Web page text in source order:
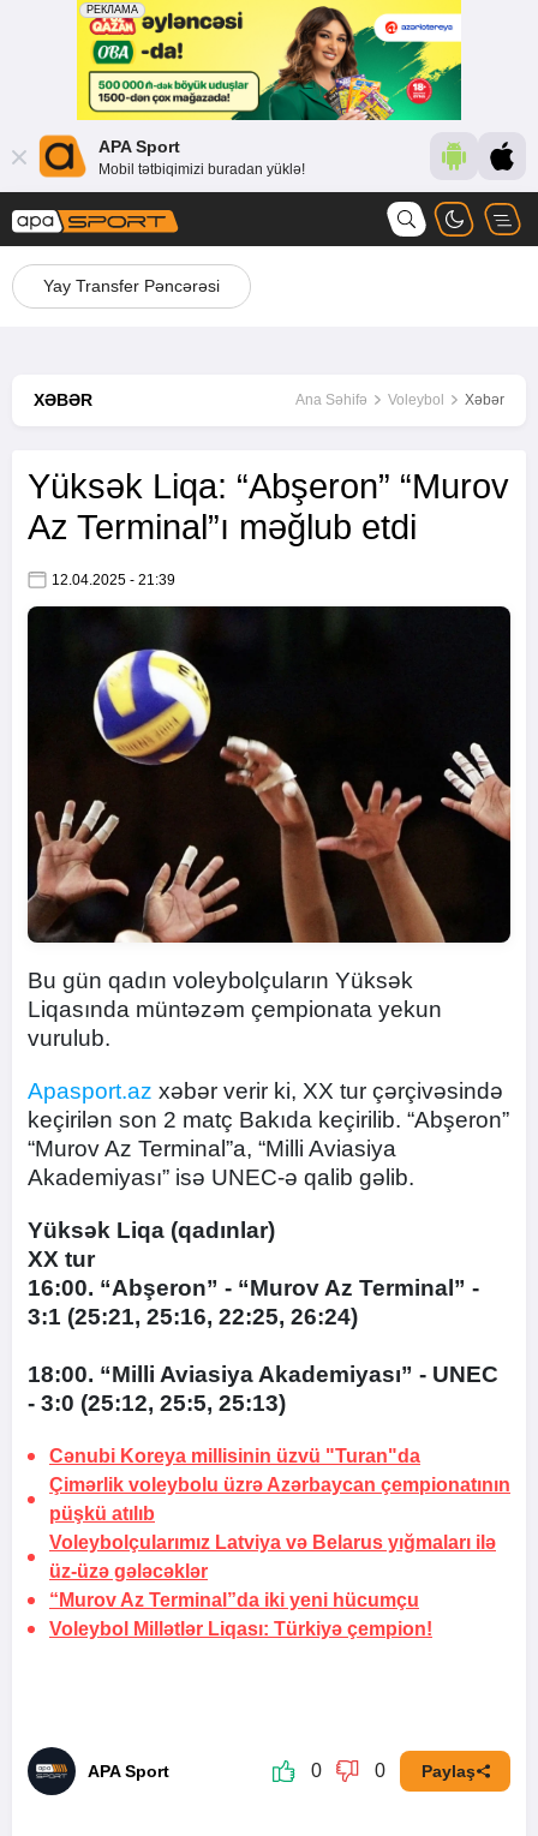
APA Sport
Mobil tətbiqimizi buradan yüklə!
Yay Transfer Pəncərəsi
XƏBƏR Ana Səhifə Voleybol Xəbər
Yüksək Liqa: “Abşeron” “Murov
Az Terminal”ı məğlub etdi
12.04.2025 - 21:39
Bu gün qadın voleybolçuların Yüksək
Liqasında müntəzəm çempionata yekun
vurulub.
Apasport.az xəbər verir ki, XX tur çərçivəsində
keçirilən son 2 matç Bakıda keçirilib. “Abşeron”
“Murov Az Terminal”a, “Milli Aviasiya
Akademiyası” isə UNEC-ə qalib gəlib.
Yüksək Liqa (qadınlar)
XX tur
16:00. “Abşeron” - “Murov Az Terminal” -
3:1 (25:21, 25:16, 22:25, 26:24)
18:00. “Milli Aviasiya Akademiyası” - UNEC
- 3:0 (25:12, 25:5, 25:13)
Cənubi Koreya millisinin üzvü "Turan"da
Çimərlik voleybolu üzrə Azərbaycan çempionatının
püşkü atılıb
Voleybolçularımız Latviya və Belarus yığmaları ilə
üz-üzə gələcəklər
“Murov Az Terminal”da iki yeni hücumçu
Voleybol Millətlər Liqası: Türkiyə çempion!
APA Sport 0 0 Paylaş